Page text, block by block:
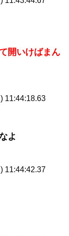
開いけばまん
11:44:18.63
よ
11:44:42.37